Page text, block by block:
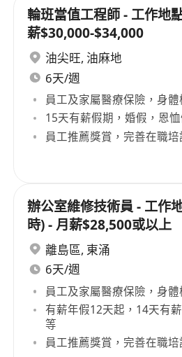
輪班當值工程師 - 工作地
薪$30,000-$34,000
油尖旺, 油麻地
6天/週
員工及家屬醫療保險，身
15天有薪假期，婚假，恩
員工推薦獎賞，完善在職
辦公室維修技術員 - 工作
時) - 月薪$28,500或以上
離島區, 東涌
6天/週
員工及家屬醫療保險，身
有薪年假12天起，14天有
等
員工推薦獎賞，完善在職